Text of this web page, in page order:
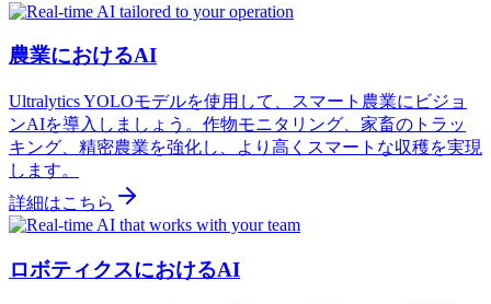
農業におけるAI
Ultralytics YOLOモデルを使用して、スマート農業にビジョ
ンAIを導入しましょう。作物モニタリング、家畜のトラッ
キング、精密農業を強化し、より高くスマートな収穫を実現
します。
詳細はこちら
ロボティクスにおけるAI